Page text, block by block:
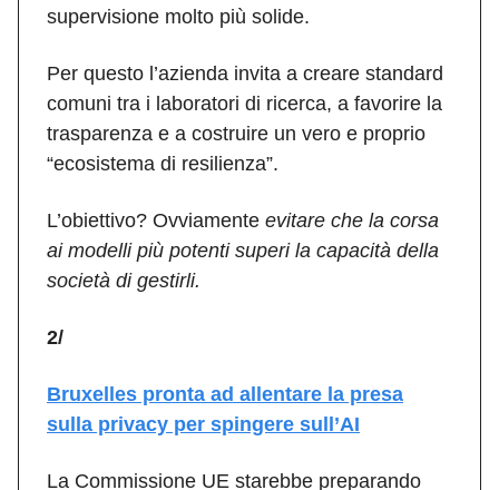
supervisione molto più solide.
Per questo l’azienda invita a creare standard
comuni tra i laboratori di ricerca, a favorire la
trasparenza e a costruire un vero e proprio
“ecosistema di resilienza”.
L’obiettivo? Ovviamente evitare che la corsa
ai modelli più potenti superi la capacità della
società di gestirli.
2/
Bruxelles pronta ad allentare la presa
sulla privacy per spingere sull’AI
La Commissione UE starebbe preparando